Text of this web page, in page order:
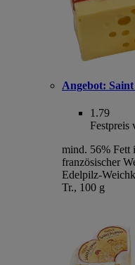
Angebot:
1.79
Festpreis
mind. 56% Fett
französischer
Edelpilz-
Tr., 100 g